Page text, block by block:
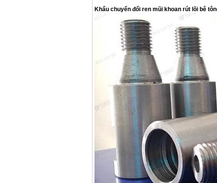
Khẩu chuyển đổi ren mũi khoan rút lõi bê